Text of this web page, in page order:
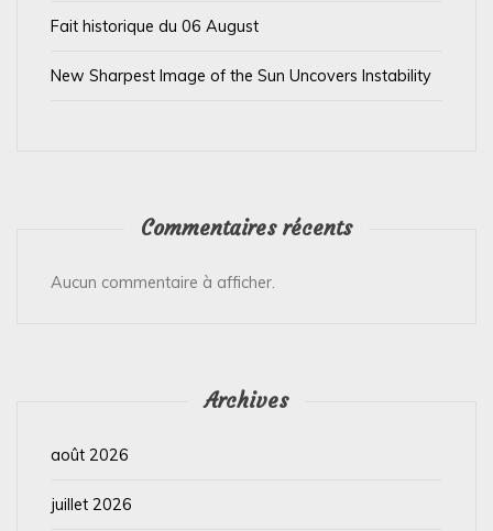
Fait historique du 06 August
New Sharpest Image of the Sun Uncovers Instability
Commentaires récents
Aucun commentaire à afficher.
Archives
août 2026
juillet 2026